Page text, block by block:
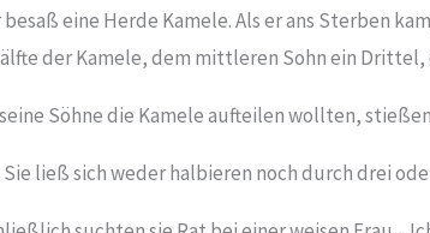
eine Herde Kamele. Als er ans Sterben
der Kamele, dem mittleren Sohn ein
Söhne die Kamele aufteilen wollten,
ließ sich weder halbieren noch durch drei